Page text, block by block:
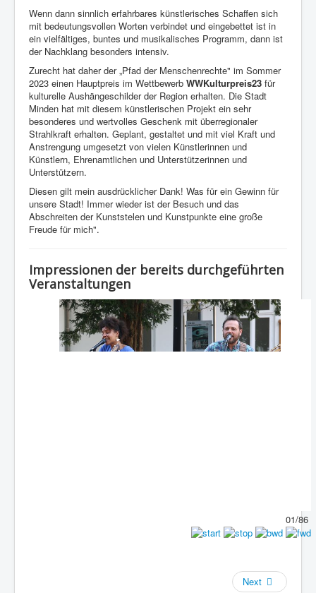
Wenn dann sinnlich erfahrbares künstlerisches Schaffen sich
mit bedeutungsvollen Worten verbindet und eingebettet ist in
ein vielfältiges, buntes und musikalisches Programm, dann ist
der Nachklang besonders intensiv.
Zurecht hat daher der „Pfad der Menschenrechte" im Sommer
2023 einen Hauptpreis im Wettbewerb WWKulturpreis23 für
kulturelle Aushängeschilder der Region erhalten. Die Stadt
Minden hat mit diesem künstlerischen Projekt ein sehr
besonderes und wertvolles Geschenk mit überregionaler
Strahlkraft erhalten. Geplant, gestaltet und mit viel Kraft und
Anstrengung umgesetzt von vielen Künstlerinnen und
Künstlern, Ehrenamtlichen und Unterstützerinnen und
Unterstützern.
Diesen gilt mein ausdrücklicher Dank! Was für ein Gewinn für
unsere Stadt! Immer wieder ist der Besuch und das
Abschreiten der Kunststelen und Kunstpunkte eine große
Freude für mich".
Impressionen der bereits durchgeführten
Veranstaltungen
01/86
Next